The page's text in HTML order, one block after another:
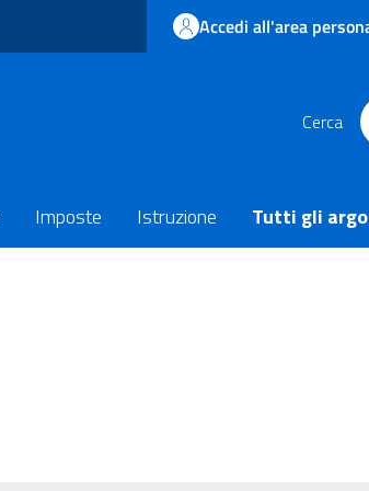
Accedi all'area
Cerca
Imposte Istruzione Tutti gli